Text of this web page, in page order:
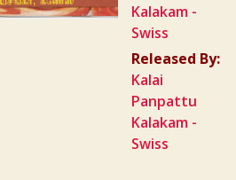
Kalakam -
Swiss
Released By:
Kalai
Panpattu
Kalakam -
Swiss